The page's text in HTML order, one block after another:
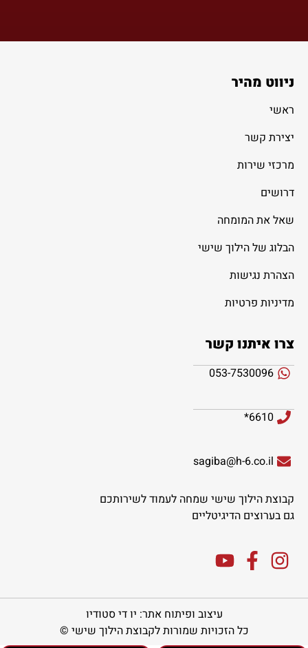
ניווט מהיר
ראשי
יצירת קשר
מרכזי שירות
דרושים
שאל את המומחה
הבלוג של הילוך שישי
הצהרת נגישות
מדיניות פרטיות
צרו איתנו קשר
053-7530096
6610*
sagiba@h-6.co.il
קבוצת הילוך שישי שמחה לעמוד לשירותכם
גם בערוצים הדיגיטליים
עיצוב ופיתוח אתר: יו די סטודיו
כל הזכויות שמורות לקבוצת הילוך שישי ©